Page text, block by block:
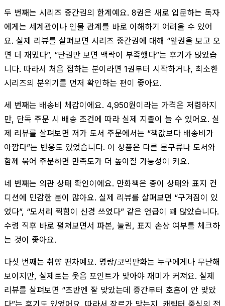
두 번째는 시리즈 중간권의 한계예요. 8권은 새로 입문하는 독자
에게는 세계관이나 인물 관계를 바로 이해하기 어려울 수 있어
요. 실제 리뷰를 살펴보면 시리즈 중간권에 대해 “앞권을 보고 오
면 더 재밌다”, “단권만 보면 맥락이 부족했다”는 후기가 많았습
니다. 따라서 처음 접하는 분이라면 1권부터 시작하거나, 최소한
시리즈의 분위기를 먼저 확인하는 편이 좋아요.
세 번째는 배송비 체감이에요. 4,950원이라는 가격은 저렴하지
만, 단독 주문 시 배송 조건에 따라 실제 지출이 늘 수 있어요. 실
제 리뷰를 살펴보면 저가 도서 주문에서는 “책값보다 배송비가
아깝다”는 반응도 있었습니다. 이 상품은 다른 문구류나 도서와
함께 묶어 주문하면 만족도가 더 높아질 가능성이 커요.
네 번째는 외관 상태 확인이에요. 만화책은 종이 상태와 표지 컨
디션에 민감한 분이 많아요. 실제 리뷰를 살펴보면 “구겨짐이 있
었다”, “모서리 찍힘이 신경 쓰였다” 같은 언급이 꽤 많았습니다.
수령 직후 바로 펼쳐보면서 파본, 눌림, 표지 손상 여부를 체크하
는 것이 좋아요.
다섯 번째는 취향 편차예요. 명랑/코믹만화는 누구에게나 무난해
보이지만, 실제로는 웃음 포인트가 맞아야 재미가 커져요. 실제
리뷰를 살펴보면 “초반엔 잘 맞았는데 중간부터 호흡이 안 맞았
다”는 후기도 있었어요. 따라서 장르가 맞는지, 캐릭터 중심의 전